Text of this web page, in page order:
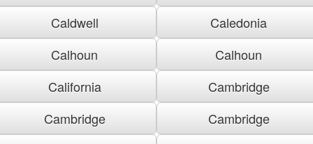
Caldwell
Caledonia
Calhoun
Calhoun
California
Cambridge
Cambridge
Cambridge